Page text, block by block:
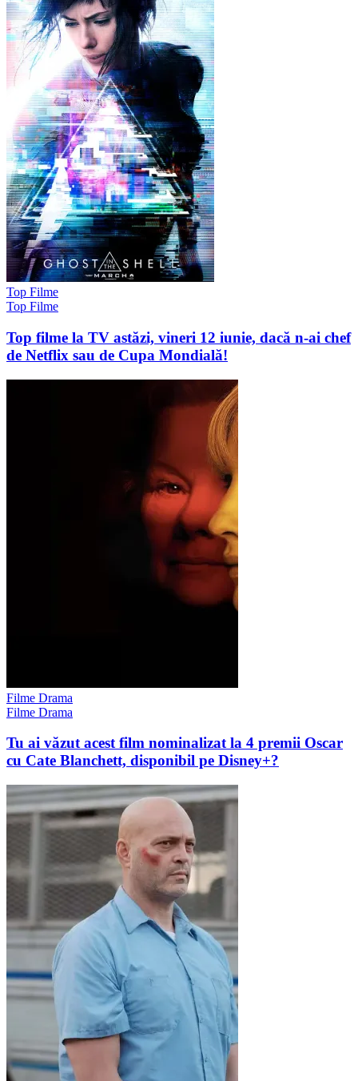
Top Filme
Top Filme
Top filme la TV astăzi, vineri 12 iunie, dacă n-ai chef
de Netflix sau de Cupa Mondială!
Filme Drama
Filme Drama
Tu ai văzut acest film nominalizat la 4 premii Oscar
cu Cate Blanchett, disponibil pe Disney+?